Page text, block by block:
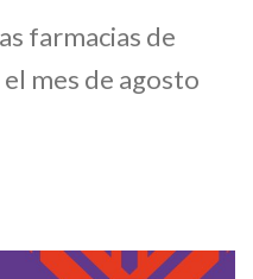
farmacias de
mes de agosto